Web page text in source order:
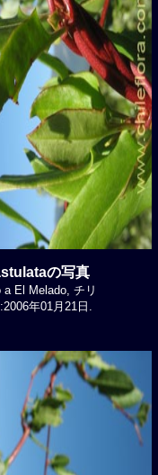
の写真
El Melado, チリ
年01月21日.